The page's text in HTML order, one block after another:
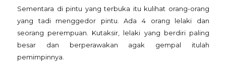
Sementara di pintu yang terbuka itu kulihat orang-orang
yang tadi menggedor pintu. Ada 4 orang lelaki dan
seorang perempuan. Kutaksir, lelaki yang berdiri paling
besar dan berperawakan agak gempal itulah
pemimpinnya.